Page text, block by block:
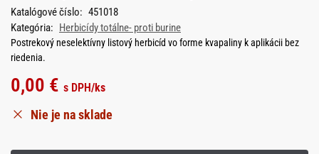
Katalógové číslo: 451018
Kategória: Herbicídy totálne- proti burine
Postrekový neselektívny listový herbicíd vo forme kvapaliny k aplikácii bez
riedenia.
0,00 € s DPH/ks
Nie je na sklade